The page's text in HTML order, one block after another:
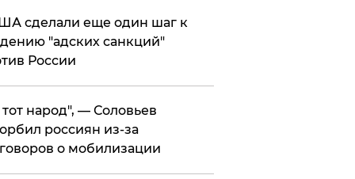
сделали еще один шаг к
"адских санкций"
России
народ", — Соловьев
россиян из-за
о мобилизации